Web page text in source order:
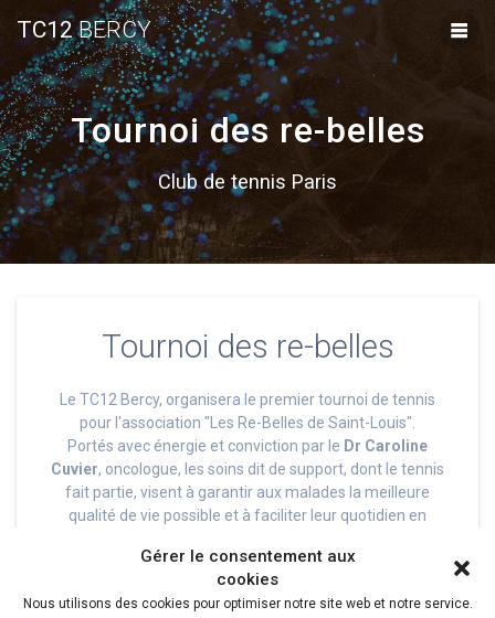
Gérer le consentement aux
cookies
Nous utilisons des cookies pour optimiser notre site web et notre service.
Skip
to
content
TC12BERCY
Tournoi des re-belles
Club de tennis Paris
Tournoi des re-belles
Le TC12 Bercy, organisera le premier tournoi de tennis
pour l'association "Les Re-Belles de Saint-Louis".
Portés avec énergie et conviction par le Dr Caroline
Cuvier, oncologue, les soins dit de support, dont le tennis
fait partie, visent à garantir aux malades la meilleure
qualité de vie possible et à faciliter leur quotidien en
traitements ainsi que la douleur associée à la maladie.
Le samedi 14 avril, les femmes actuellement ou
anciennement prises en charge et soignées pour un